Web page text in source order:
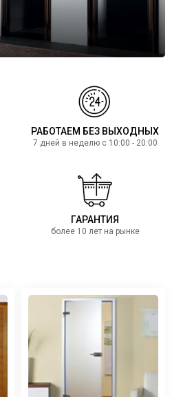
РАБОТАЕМ БЕЗ ВЫХОДНЫХ
7 дней в неделю с 10:00 - 20:00
ГАРАНТИЯ
более 10 лет на рынке